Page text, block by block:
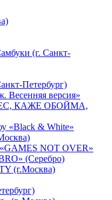
(г. Санкт-
Петербург)
Весенняя версия»
КАЖЕ ОБОЙМА,
«Black & White»
NOT OVER»
(Серебро)
(г.Москва)